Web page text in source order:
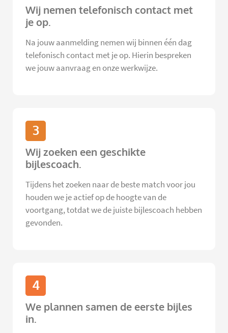
Wij nemen telefonisch contact met
je op.
Na jouw aanmelding nemen wij binnen één dag
telefonisch contact met je op. Hierin bespreken
we jouw aanvraag en onze werkwijze.
3
Wij zoeken een geschikte
bijlescoach.
Tijdens het zoeken naar de beste match voor jou
houden we je actief op de hoogte van de
voortgang, totdat we de juiste bijlescoach hebben
gevonden.
4
We plannen samen de eerste bijles
in.